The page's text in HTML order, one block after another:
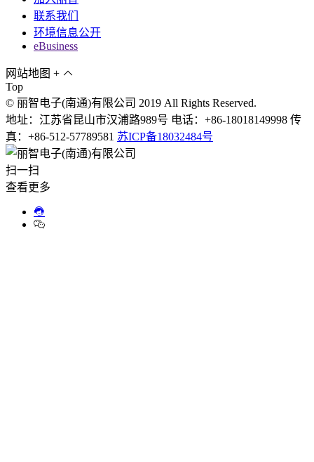
联系我们
环境信息公开
eBusiness
网站地图 +
Top
© 丽智电子(南通)有限公司 2019 All Rights Reserved.
地址：江苏省昆山市汉浦路989号 电话：+86-18018149998 传
真：+86-512-57789581 苏ICP备18032484号
扫一扫
查看更多